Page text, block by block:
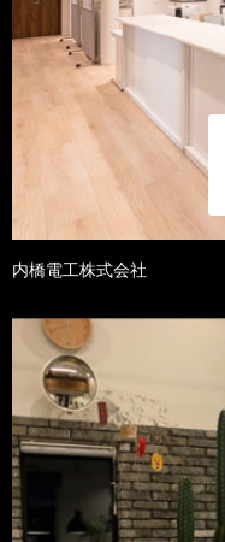
内橋電工株式会社